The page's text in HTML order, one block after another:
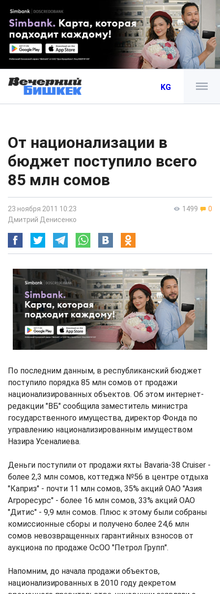
KG
От национализации в
бюджет поступило всего
85 млн сомов
1499 0
23 ноября 2011 10:23
Дмитрий Денисенко
По последним данным, в республиканский бюджет
поступило порядка 85 млн сомов от продажи
национализированных объектов. Об этом интернет-
редакции "ВБ" сообщила заместитель министра
государственного имущества, директор Фонда по
управлению национализированным имуществом
Назира Усеналиева.
Деньги поступили от продажи яхты Bavaria-38 Cruiser -
более 2,3 млн сомов, коттеджа №56 в центре отдыха
"Каприз" - почти 11 млн сомов, 35% акций ОАО "Азия
Агроресурс" - более 16 млн сомов, 33% акций ОАО
"Дитис" - 9,9 млн сомов. Плюс к этому были собраны
комиссионные сборы и получено более 24,6 млн
сомов невозвращенных гарантийных взносов от
аукциона по продаже ОсОО "Петрол Групп".
Напомним, до начала продажи объектов,
национализированных в 2010 году декретом